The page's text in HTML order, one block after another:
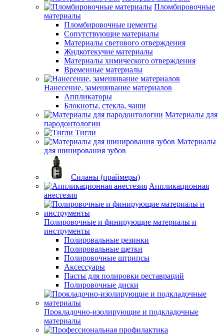
Пломбировочные
материалы
Пломбировочные цементы
Сопутствующие материалы
Материалы светового отверждения
Жидкотекучие материалы
Материалы химического отверждения
Временные материалы
Нанесение, замешивание материалов
Аппликаторы
Блокноты, стекла, чаши
Материалы для
пародонтологии
Тигли
Материалы
для шинирования зубов
Силаны (праймеры)
Аппликационная
анестезия
Полировочные и финирующие материалы и
инструменты
Полировальные резинки
Полировальные щетки
Полировочные штрипсы
Аксессуары
Пасты для полировки реставраций
Полировочные диски
Прокладочно-изолирующие и подкладочные
материалы